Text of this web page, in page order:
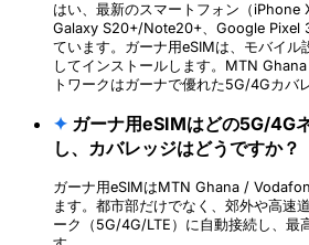
はい、最新のスマートフォン（iPhone
Galaxy S20+/Note20+、Google Pixel
ています。ガーナ用eSIMは、モバイル
してインストールします。MTN
トワークはガーナで優れた5G/4Gカバ
✦ ガーナ用eSIMはどの5G/4G
し、カバレッジはどうですか？
ガーナ用eSIMはMTN Ghana /
ます。都市部だけでなく、郊外や高速
ーク（5G/4G/LTE）に自動接続し、最